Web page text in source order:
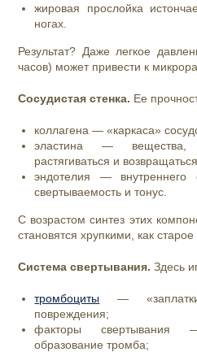
жировая прослойка
ногах.
Результат? Даже легкое
часов) может привести к
Сосудистая стенка. Ее
коллагена — «каркаса»
эластина — вещества,
растягиваться и
эндотелия — внутреннего
свертываемость и тонус.
С возрастом синтез этих
становятся хрупкими, как старое
Система свертывания. Здесь
тромбоциты —
повреждения;
факторы свертывания
образование тромба;